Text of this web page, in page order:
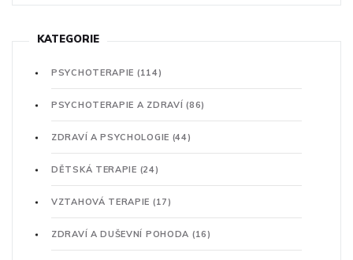
KATEGORIE
PSYCHOTERAPIE (114)
PSYCHOTERAPIE A ZDRAVÍ(86)
ZDRAVÍ A PSYCHOLOGIE (44)
DĚTSKÁ TERAPIE (24)
VZTAHOVÁ TERAPIE (17)
ZDRAVÍ A DUŠEVNÍ POHODA (16)